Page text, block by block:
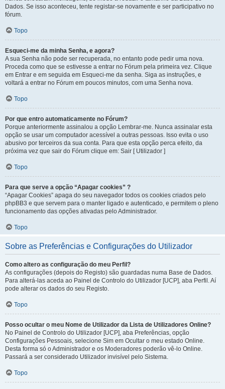
Dados. Se isso aconteceu, tente registar-se novamente e ser participativo no
fórum.
Topo
Esqueci-me da minha Senha, e agora?
A sua Senha não pode ser recuperada, no entanto pode pedir uma nova.
Proceda como que se estivesse a entrar no Fórum pela primeira vez. Clique
em Entrar e em seguida em Esqueci-me da senha. Siga as instruções, e
voltará a entrar no Fórum em poucos minutos, com uma Senha nova.
Topo
Por que entro automaticamente no Fórum?
Porque anteriormente assinalou a opção Lembrar-me. Nunca assinalar esta
opção se usar um computador acessível a outras pessoas. Isso evita o uso
abusivo por terceiros da sua conta. Para que esta opção perca efeito, da
próxima vez que sair do Fórum clique em: Sair [ Utilizador ]
Topo
Para que serve a opção “Apagar cookies” ?
“Apagar Cookies” apaga do seu navegador todos os cookies criados pelo
phpBB3 e que servem para o manter ligado e autenticado, e permitem o pleno
funcionamento das opções ativadas pelo Administrador.
Topo
Sobre as Preferências e Configurações do Utilizador
Como altero as configuração do meu Perfil?
As configurações (depois do Registo) são guardadas numa Base de Dados.
Para alterá-las aceda ao Painel de Controlo do Utilizador [UCP], aba Perfil. Aí
pode alterar os dados do seu Registo.
Topo
Posso ocultar o meu Nome de Utilizador da Lista de Utilizadores Online?
No Painel de Controlo do Utilizador [UCP], aba Preferências, opção
Configurações Pessoais, selecione Sim em Ocultar o meu estado Online.
Desta forma só o Administrador e os Moderadores poderão vê-lo Online.
Passará a ser considerado Utilizador invisível pelo Sistema.
Topo